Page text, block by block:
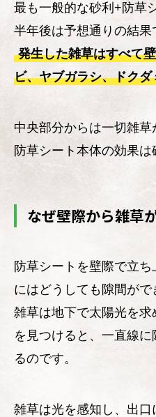
最も一般的な砂利+防草
半年後は予想通りの結果
発生した雑草はすべて
ビ、ヤブガラシ、ドク
中央部分からは一切雑草
防草シート本体の効果は
なぜ壁際から雑草
防草シートを壁際で立
にはどうしても隙間がで
雑草は地下で太陽光を
を見つけると、一直線
るのです。
雑草は光を感知し、出